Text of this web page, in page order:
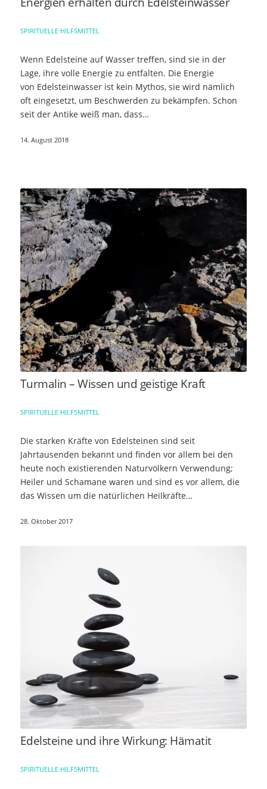
SPIRITUELLE HILFSMITTEL
Wenn Edelsteine auf Wasser treffen, sind sie in der
Lage, ihre volle Energie zu entfalten. Die Energie
von Edelsteinwasser ist kein Mythos, sie wird nämlich
oft eingesetzt, um Beschwerden zu bekämpfen. Schon
seit der Antike weiß man, dass…
14. August 2018
Turmalin – Wissen und geistige Kraft
SPIRITUELLE HILFSMITTEL
Die starken Kräfte von Edelsteinen sind seit
Jahrtausenden bekannt und finden vor allem bei den
heute noch existierenden Naturvölkern Verwendung;
Heiler und Schamane waren und sind es vor allem, die
das Wissen um die natürlichen Heilkräfte…
28. Oktober 2017
Edelsteine und ihre Wirkung: Hämatit
SPIRITUELLE HILFSMITTEL